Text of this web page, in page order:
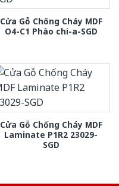
Cửa Gỗ Chống Cháy MDF
O4-C1 Phào chi-a-SGD
Cửa Gỗ Chống Cháy MDF
Laminate P1R2 23029-
SGD